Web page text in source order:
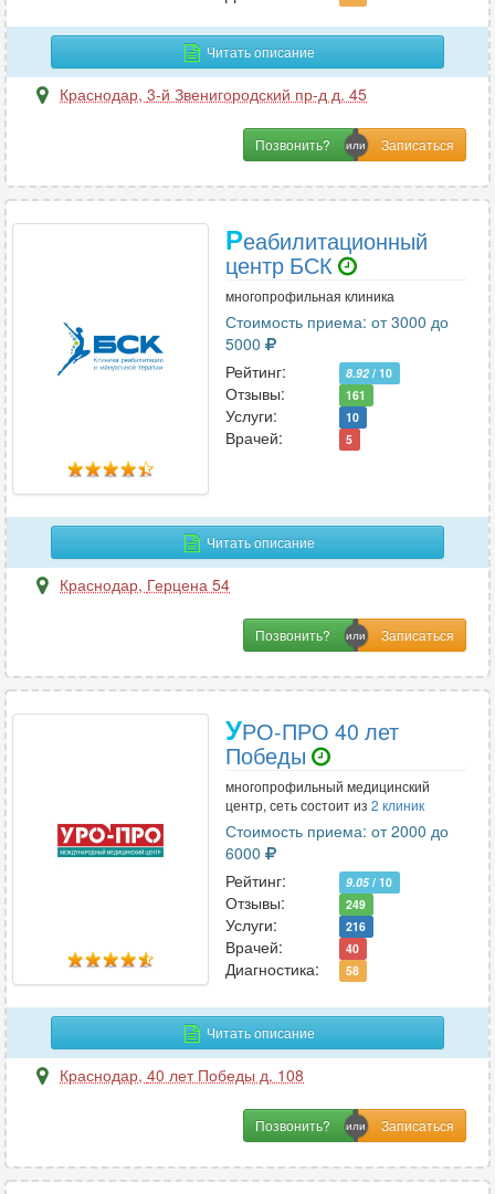
Профпатология 2
Психиатрия
4
39
Психотерапия 25
Пульмонология
Реабилитация
Реаниматология
Репродуктология
С
Сексология
3
Стоматология 111
Сурдология
Терапия 79
Травматология
Трихология
УЗИ
29
Читать описание
Краснодар, 3-й Звенигородский пр-д д. 45
Позвонить?
Реабилитационный
центр БСК
многопрофильная клиника
Стоимость приема: от 3000 до
5000
Рейтинг:
8.92 / 10
Отзывы: 161
Услуги: 10
Врачей: 5
Читать описание
Краснодар, Герцена 54
Позвонить?
УРО-ПРО 40 лет
Победы
многопрофильный медицинский
центр, сеть состоит из 2 клиник
Стоимость приема: от 2000 до
6000
Рейтинг:
9.05/ 10
Отзывы: 249
Услуги: 216
Врачей: 40
Диагностика: 58
Читать описание
Краснодар, 40 лет Победы д. 108
Позвонить?